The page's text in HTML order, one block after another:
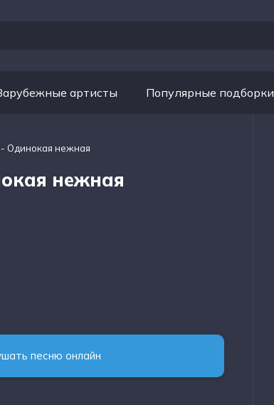
артисты Популярные подборки
Одинокая нежная
нежная
песню онлайн